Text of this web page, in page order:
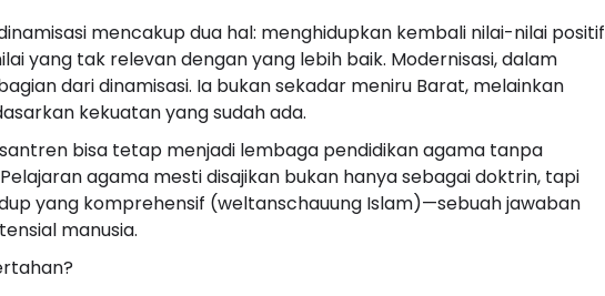
mencakup dua hal: menghidupkan kembali nilai-nilai positif
yang tak relevan dengan yang lebih baik. Modernisasi, dalam
dari dinamisasi. Ia bukan sekadar meniru Barat, melainkan
kekuatan yang sudah ada.
bisa tetap menjadi lembaga pendidikan agama tanpa
agama mesti disajikan bukan hanya sebagai doktrin, tapi
yang komprehensif (weltanschauung Islam)—sebuah jawaban
manusia.